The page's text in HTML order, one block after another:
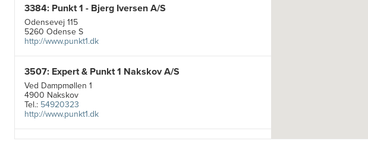
3384: Punkt 1 - Bjerg Iversen A/S
Odensevej 115
5260 Odense S
http://www.punkt1.dk
3507: Expert & Punkt 1 Nakskov A/S
Ved Dampmøllen 1
4900 Nakskov
Tel.: 54920323
http://www.punkt1.dk